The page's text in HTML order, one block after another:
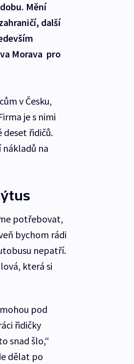
Mění
další
Morava pro
v Česku,
je s nimi
řidičů.
na
potřebovat,
bychom rádi
nepatří.
která si
pod
řidičky
snad šlo,“
dělat po